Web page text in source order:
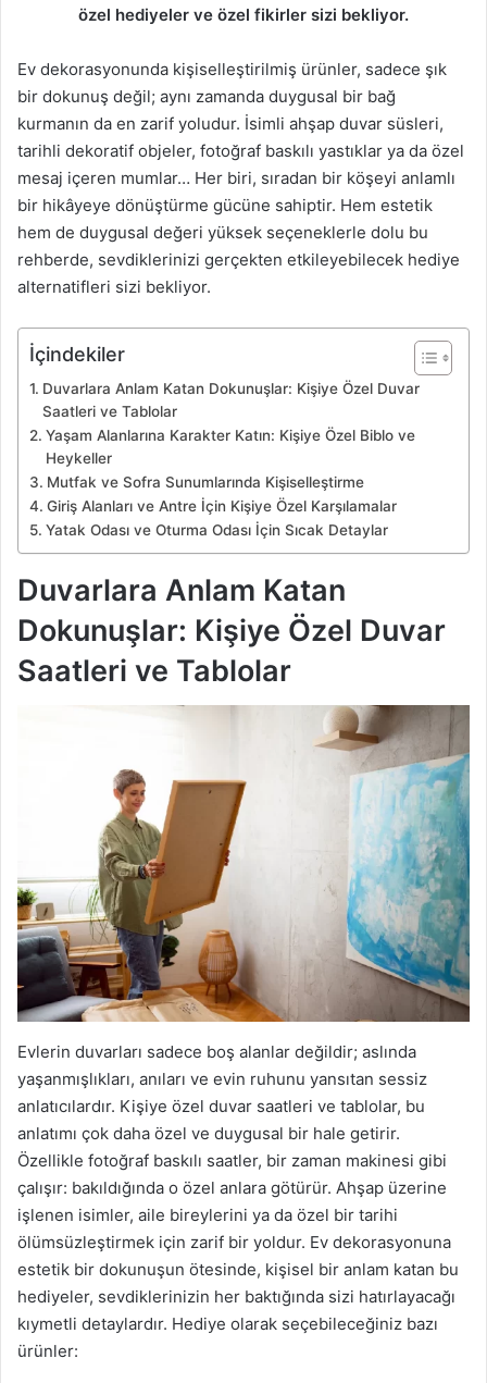
özel hediyeler ve özel fikirler sizi bekliyor.
Ev dekorasyonunda kişiselleştirilmiş ürünler, sadece şık
bir dokunuş değil; aynı zamanda duygusal bir bağ
kurmanın da en zarif yoludur. İsimli ahşap duvar süsleri,
tarihli dekoratif objeler, fotoğraf baskılı yastıklar ya da özel
mesaj içeren mumlar… Her biri, sıradan bir köşeyi anlamlı
bir hikâyeye dönüştürme gücüne sahiptir. Hem estetik
hem de duygusal değeri yüksek seçeneklerle dolu bu
rehberde, sevdiklerinizi gerçekten etkileyebilecek hediye
alternatifleri sizi bekliyor.
İçindekiler
Duvarlara Anlam Katan Dokunuşlar: Kişiye Özel Duvar
Saatleri ve Tablolar
Yaşam Alanlarına Karakter Katın: Kişiye Özel Biblo ve
Heykeller
Mutfak ve Sofra Sunumlarında Kişiselleştirme
Giriş Alanları ve Antre İçin Kişiye Özel Karşılamalar
Yatak Odası ve Oturma Odası İçin Sıcak Detaylar
Duvarlara Anlam Katan
Dokunuşlar: Kişiye Özel Duvar
Saatleri ve Tablolar
Evlerin duvarları sadece boş alanlar değildir; aslında
yaşanmışlıkları, anıları ve evin ruhunu yansıtan sessiz
anlatıcılardır. Kişiye özel duvar saatleri ve tablolar, bu
anlatımı çok daha özel ve duygusal bir hale getirir.
Özellikle fotoğraf baskılı saatler, bir zaman makinesi gibi
çalışır: bakıldığında o özel anlara götürür. Ahşap üzerine
işlenen isimler, aile bireylerini ya da özel bir tarihi
ölümsüzleştirmek için zarif bir yoldur. Ev dekorasyonuna
estetik bir dokunuşun ötesinde, kişisel bir anlam katan bu
hediyeler, sevdiklerinizin her baktığında sizi hatırlayacağı
kıymetli detaylardır. Hediye olarak seçebileceğiniz bazı
ürünler: